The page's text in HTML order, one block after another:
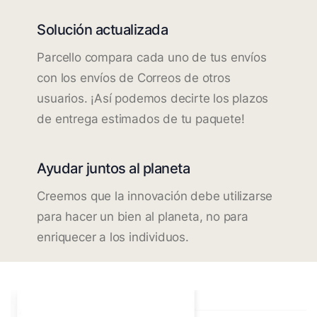
Solución actualizada
Parcello compara cada uno de tus envíos
con los envíos de Correos de otros
usuarios. ¡Así podemos decirte los plazos
de entrega estimados de tu paquete!
Ayudar juntos al planeta
Creemos que la innovación debe utilizarse
para hacer un bien al planeta, no para
enriquecer a los individuos.